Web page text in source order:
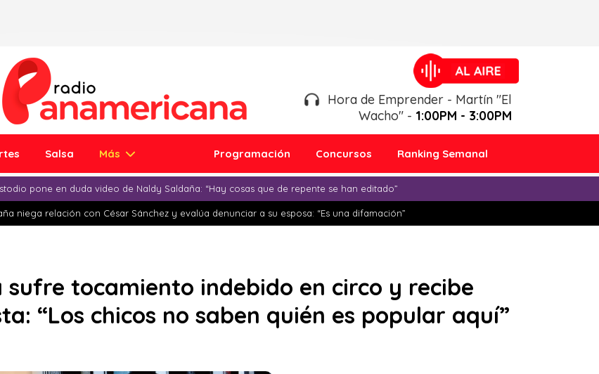
Hora de Emprender - Martín "El
Wacho" - 1:00PM - 3:00PM
Salsa Más Programación Concursos Ranking Semanal
pone en duda video de Naldy Saldaña: “Hay cosas que de repente se han editado”
niega relación con César Sánchez y evalúa denunciar a su esposa: “Es una difamación”
sufre tocamiento indebido en circo y recibe
“Los chicos no saben quién es popular aquí”